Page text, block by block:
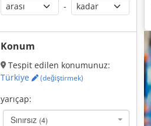
-
Konum
Tespit edilen konumunuz:
Türkiye
(değiştirmek)
yarıçap:
Sınırsız (4)